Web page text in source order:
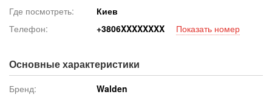
Где посмотреть:
Киев
Телефон:
+3806XXXXXXXX Показать номер
Основные характеристики
Бренд:
Walden